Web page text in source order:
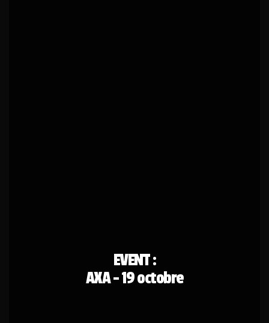
EVENT :
AXA - 19 octobre